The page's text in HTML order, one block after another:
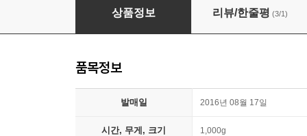
국악으로 듣는 동요 [우리 악기로 연주한 국악
상품정보 리뷰/한줄평 (3/1)
품목정보
발매일 2016년 08월 17일
시간, 무게, 크기 1,000g